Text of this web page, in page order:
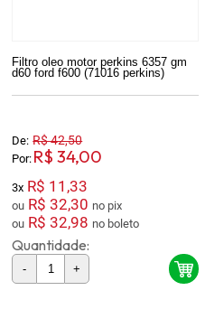
Filtro oleo motor perkins 6357 gm
d60 ford f600 (71016 perkins)
De: R$ 42,50
Por: R$ 34,00
3x R$ 11,33
ou R$ 32,30
no pix
ou R$ 32,98 no boleto
Quantidade:
- +